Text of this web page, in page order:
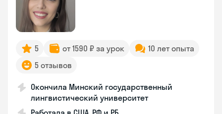
5 от 1590 ₽ за урок
10 лет опыта
5 отзывов
Окончила Минский государственный
лингвистический университет